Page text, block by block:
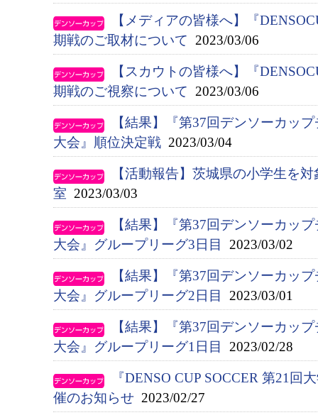
【メディアの皆様へ】『
期戦のご取材について 2023/03/06
【スカウトの皆様へ】『
期戦のご視察について 2023/03/06
【結果】『第37回デンソーカッ
大会』順位決定戦 2023/03/04
【活動報告】茨城県の小学生を
室 2023/03/03
【結果】『第37回デンソーカッ
大会』グループリーグ3日目
2023/03/02
【結果】『第37回デンソーカッ
大会』グループリーグ2日目
2023/03/01
【結果】『第37回デンソーカッ
大会』グループリーグ1日目
2023/02/28
『DENSO CUP SOCCER 第21回
催のお知らせ 2023/02/27